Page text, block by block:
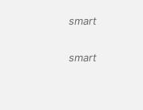
smart
smart